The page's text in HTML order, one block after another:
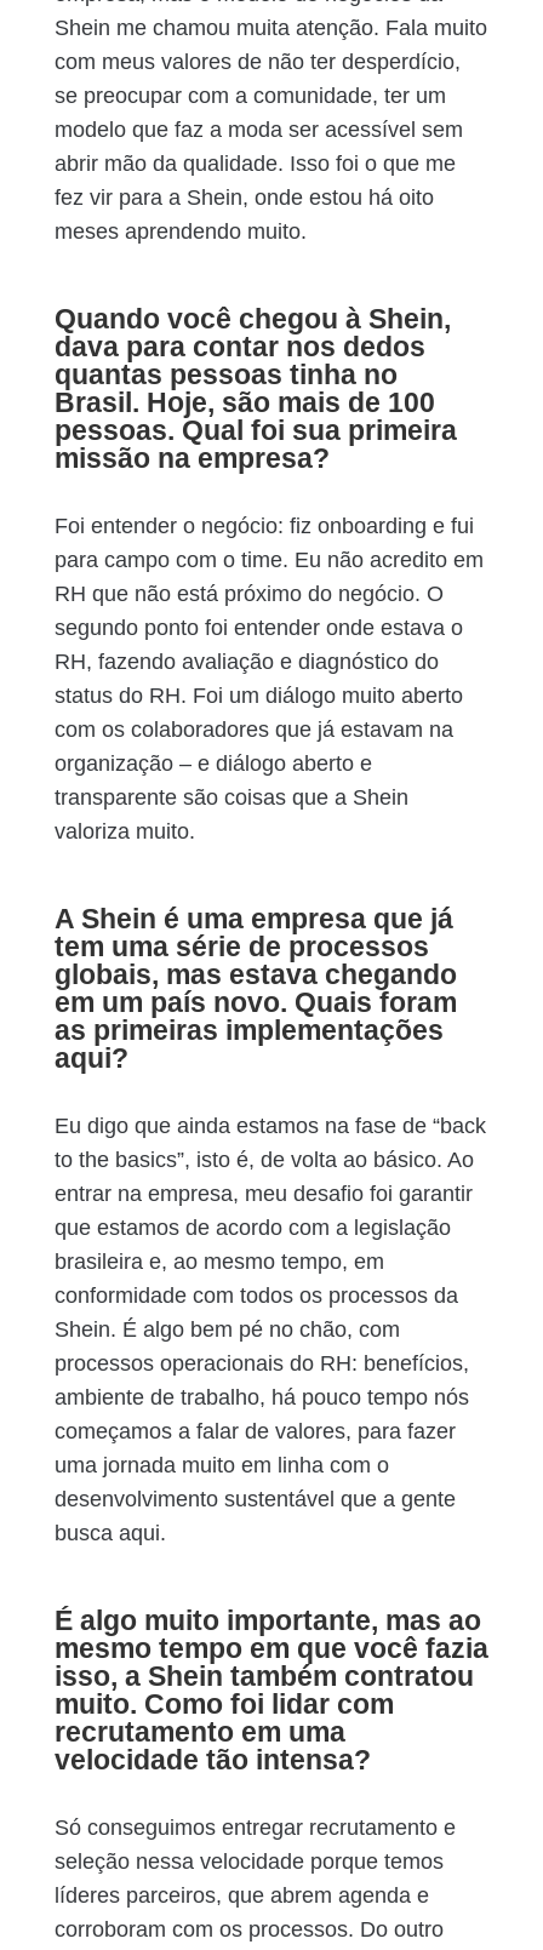
Shein me chamou muita atenção. Fala muito
com meus valores de não ter desperdício,
se preocupar com a comunidade, ter um
modelo que faz a moda ser acessível sem
abrir mão da qualidade. Isso foi o que me
fez vir para a Shein, onde estou há oito
meses aprendendo muito.
Quando você chegou à Shein,
dava para contar nos dedos
quantas pessoas tinha no
Brasil. Hoje, são mais de 100
pessoas. Qual foi sua primeira
missão na empresa?
Foi entender o negócio: fiz onboarding e fui
para campo com o time. Eu não acredito em
RH que não está próximo do negócio. O
segundo ponto foi entender onde estava o
RH, fazendo avaliação e diagnóstico do
status do RH. Foi um diálogo muito aberto
com os colaboradores que já estavam na
organização – e diálogo aberto e
transparente são coisas que a Shein
valoriza muito.
A Shein é uma empresa que já
tem uma série de processos
globais, mas estava chegando
em um país novo. Quais foram
as primeiras implementações
aqui?
Eu digo que ainda estamos na fase de “back
to the basics”, isto é, de volta ao básico. Ao
entrar na empresa, meu desafio foi garantir
que estamos de acordo com a legislação
brasileira e, ao mesmo tempo, em
conformidade com todos os processos da
Shein. É algo bem pé no chão, com
processos operacionais do RH: benefícios,
ambiente de trabalho, há pouco tempo nós
começamos a falar de valores, para fazer
uma jornada muito em linha com o
desenvolvimento sustentável que a gente
busca aqui.
É algo muito importante, mas ao
mesmo tempo em que você fazia
isso, a Shein também contratou
muito. Como foi lidar com
recrutamento em uma
velocidade tão intensa?
Só conseguimos entregar recrutamento e
seleção nessa velocidade porque temos
líderes parceiros, que abrem agenda e
corroboram com os processos. Do outro